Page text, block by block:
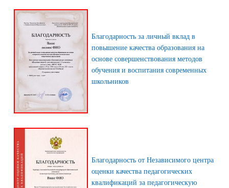
Благодарность за личный вклад в
повышение качества образования на
основе совершенствования методов
обучения и воспитания современных
школьников
Благодарность от Независимого центра
оценки качества педагогических
квалификаций за педагогическую